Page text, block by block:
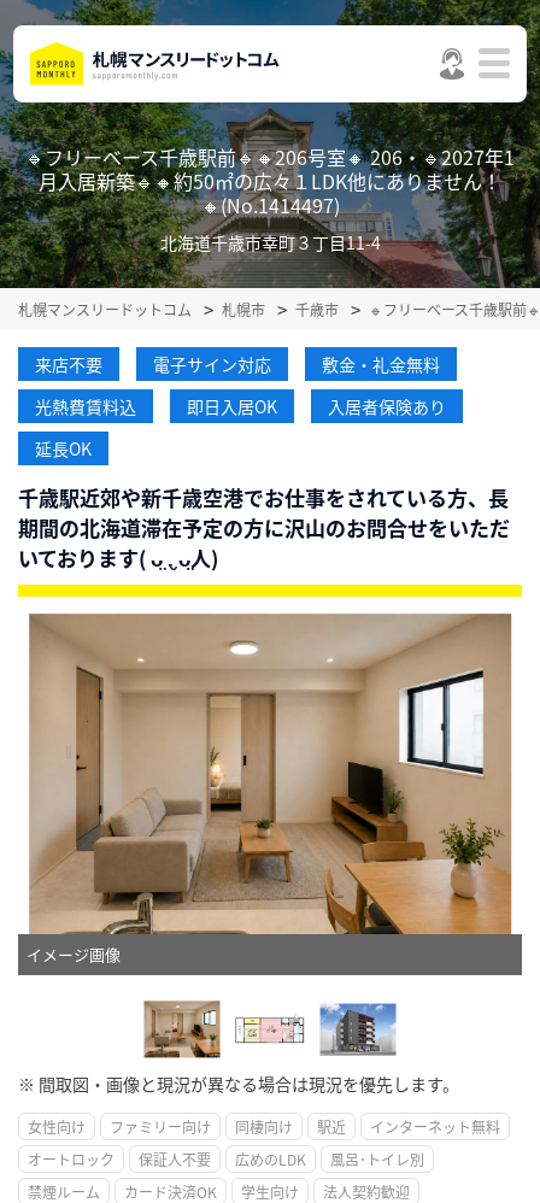
🔹フリーベース千歳駅前🔹🔸206号室🔸 206・🔹2027年1
月入居新築🔹🔸約50㎡の広々１LDK他にありません！
🔸(No.1414497)
北海道千歳市幸町３丁目11-4
札幌マンスリードットコム 札幌市 千歳市 🔹フリーベース千歳駅前
来店不要 電子サイン対応
敷金・礼金無料
光熱費賃料込
即日入居OK
入居者保険あり
延長OK
千歳駅近郊や新千歳空港でお仕事をされている方、長
期間の北海道滞在予定の方に沢山のお問合せをいただ
いております( ᴗ̤ .̮ ᴗ̤人)
イメージ画像
※ 間取図・画像と現況が異なる場合は現況を優先します。
女性向け ファミリー向け 同棲向け 駅近
インターネット無料
オートロック
保証人不要 広めのLDK
風呂･トイレ別
禁煙ルーム
カード決済OK 学生向け
法人契約歓迎